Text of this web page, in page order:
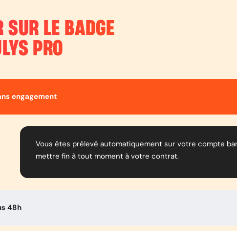
SUR LE BADGE
PRO
engagement
Vous êtes prélevé automatiquement sur votre compte
mettre fin à tout moment à votre contrat.
48h